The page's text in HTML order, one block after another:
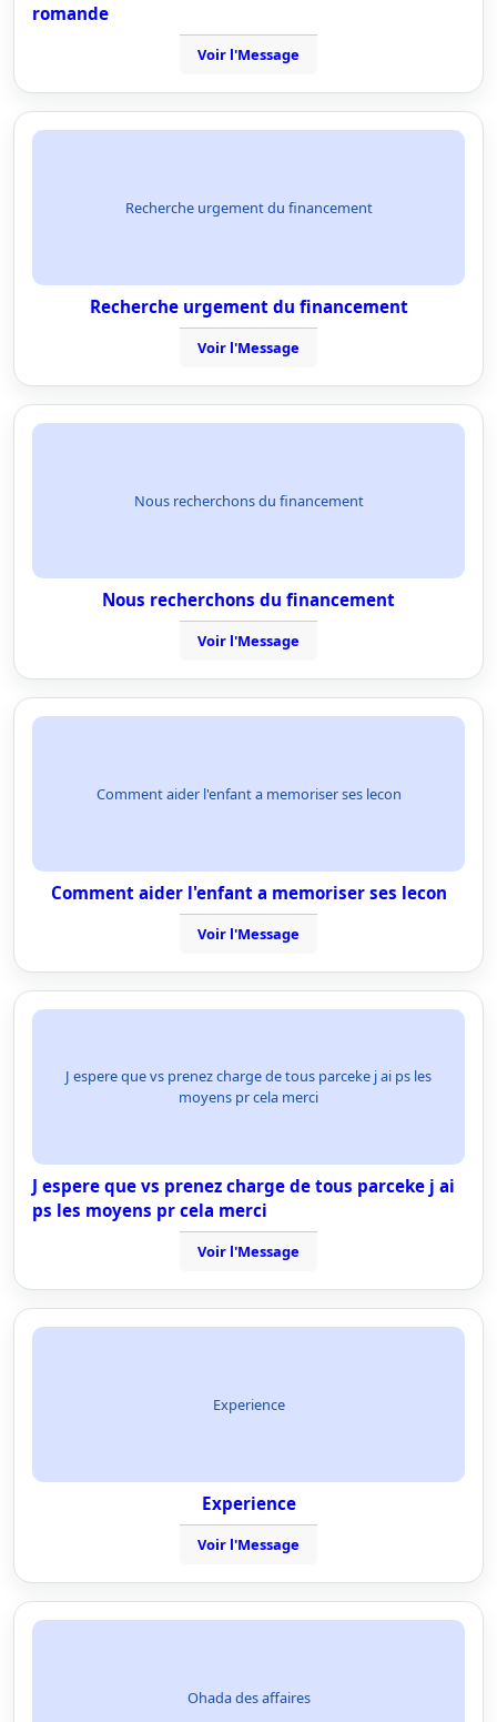
romande
Voir l'Message
Recherche urgement du financement
Recherche urgement du financement
Voir l'Message
Nous recherchons du financement
Nous recherchons du financement
Voir l'Message
Comment aider l'enfant a memoriser ses lecon
Comment aider l'enfant a memoriser ses lecon
Voir l'Message
J espere que vs prenez charge de tous parceke j ai ps les
moyens pr cela merci
J espere que vs prenez charge de tous parceke j ai
ps les moyens pr cela merci
Voir l'Message
Experience
Experience
Voir l'Message
Ohada des affaires